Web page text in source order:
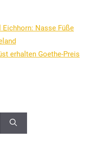
Nasse Füße
erhalten Goethe-Preis